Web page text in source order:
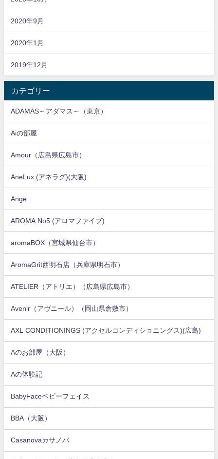
2020年9月
2020年1月
2019年12月
カテゴリー
ADAMAS～アダマス～（東京）
Aiの部屋
Amour（広島県広島市）
AneLux (アネラグ)(大阪)
Ange
AROMA No5 (アロマファイブ)
aromaBOX（宮城県仙台市）
AromaGrit西明石店（兵庫県明石市）
ATELIER（アトリエ）（広島県広島市）
Avenir（アヴニール）（岡山県倉敷市）
AXL CONDITIONINGS (アクセルコンディショニングス)(広島)
Aのお部屋（大阪）
Aの体験記
BabyFaceベビーフェイス
BBA（大阪）
Casanovaカサノバ